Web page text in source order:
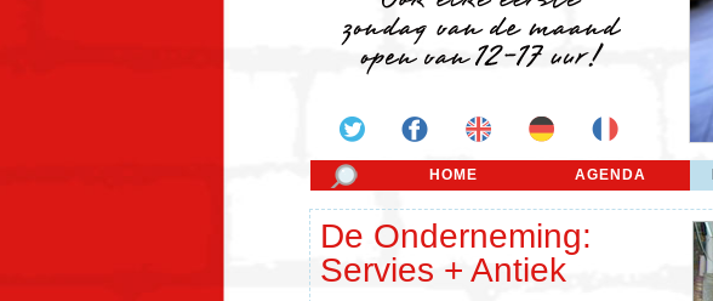
HOME AGENDA
De Onderneming:
Servies + Antiek